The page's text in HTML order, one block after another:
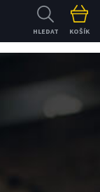
HLEDAT KOŠÍK